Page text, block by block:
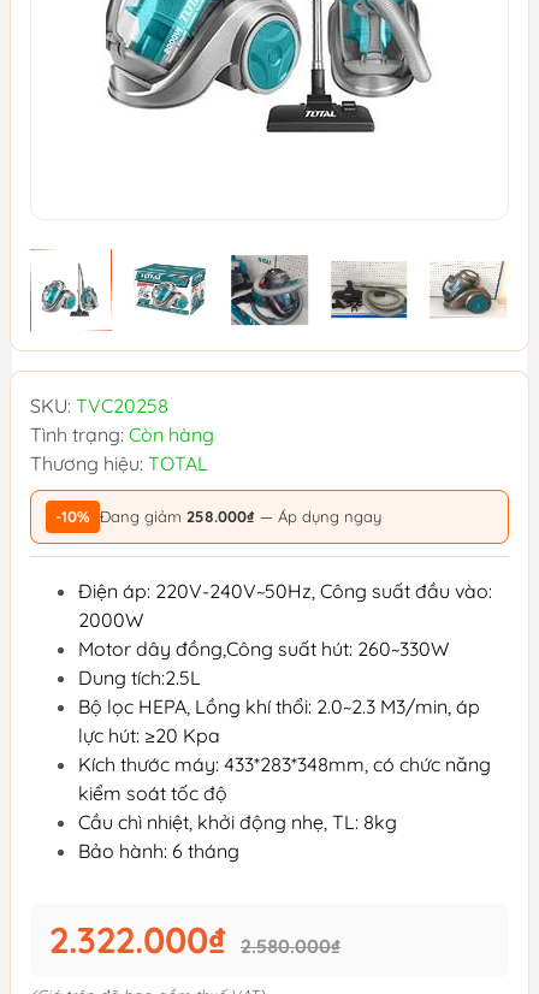
SKU: TVC20258
Tình trạng: Còn hàng
Thương hiệu: TOTAL
-10% Đang giảm 258.000₫ — Áp dụng ngay
Điện áp: 220V-240V~50Hz, Công suất đầu vào:
2000W
Motor dây đồng,Công suất hút: 260~330W
Dung tích:2.5L
Bộ lọc HEPA, Lồng khí thổi: 2.0~2.3 M3/min, áp
lực hút: ≥20 Kpa
Kích thước máy: 433*283*348mm, có chức năng
kiểm soát tốc độ
Cầu chì nhiệt, khởi động nhẹ, TL: 8kg
Bảo hành: 6 tháng
2.322.000₫ 2.580.000₫